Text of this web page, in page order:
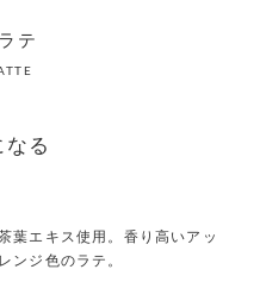
テ
る
葉エキス使用。香り高いアッ
ンジ色のラテ。